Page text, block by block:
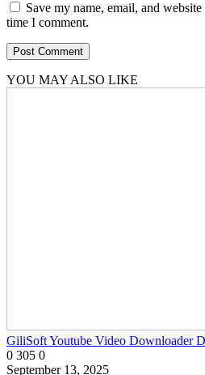
Save my name, email, and
time I comment.
YOU MAY ALSO LIKE
GiliSoft Youtube Video Downloader
0 305 0
September 13, 2025